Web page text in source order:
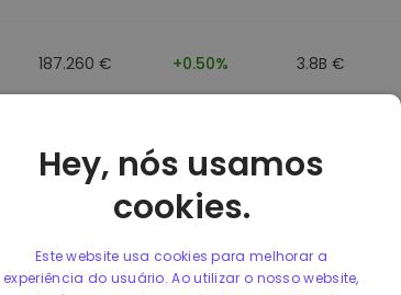
187.260 € +0.50% 3.8B €
Hey, nós usamos
cookies.
Este website usa cookies para melhorar a
experiência do usuário. Ao utilizar o nosso website,